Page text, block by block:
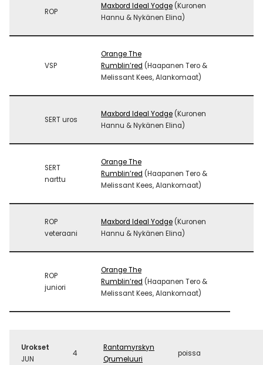
ROP
Maxbord Ideal Yodge (Kuronen
Hannu & Nykänen Elina)
VSP
Orange The
Rumblin’red (Haapanen Tero &
Melissant Kees, Alankomaat)
SERT uros
Maxbord Ideal Yodge (Kuronen
Hannu & Nykänen Elina)
SERT
narttu
Orange The
Rumblin’red (Haapanen Tero &
Melissant Kees, Alankomaat)
ROP
veteraani
Maxbord Ideal Yodge (Kuronen
Hannu & Nykänen Elina)
ROP
juniori
Orange The
Rumblin’red (Haapanen Tero &
Melissant Kees, Alankomaat)
Urokset
JUN
4
Rantamyrskyn
Qrumeluuri
poissa